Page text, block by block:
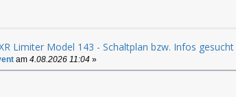
Limiter Model 143 - Schaltplan bzw. Infos gesucht
am4.08.2026 11:04»